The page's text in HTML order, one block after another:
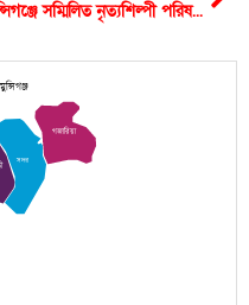
মুন্সিগঞ্জে সম্মিলিত নৃত্যশিল্পী পরিষদের নৃত্যানুষ্ঠান অনুষ্ঠিত
সদর
গজারিয়া
মুন্সিগঞ্জ